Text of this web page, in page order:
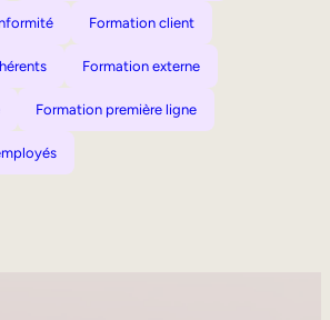
Formation client
Formation externe
Formation première ligne